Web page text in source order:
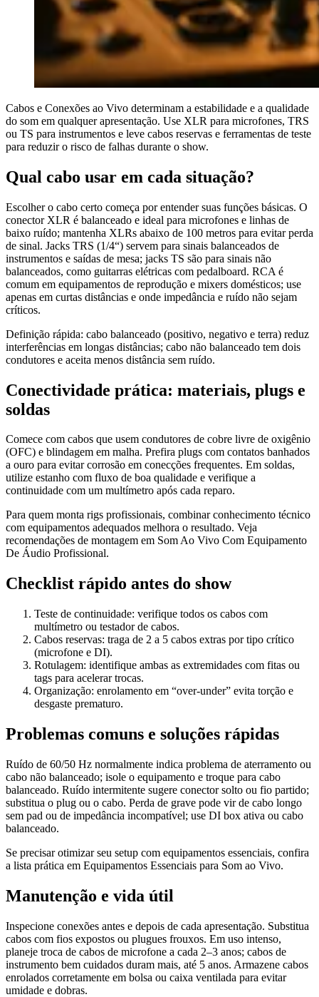
Cabos e Conexões ao Vivo determinam a estabilidade e a qualidade
do som em qualquer apresentação. Use XLR para microfones, TRS
ou TS para instrumentos e leve cabos reservas e ferramentas de teste
para reduzir o risco de falhas durante o show.
Qual cabo usar em cada situação?
Escolher o cabo certo começa por entender suas funções básicas. O
conector XLR é balanceado e ideal para microfones e linhas de
baixo ruído; mantenha XLRs abaixo de 100 metros para evitar perda
de sinal. Jacks TRS (1/4“) servem para sinais balanceados de
instrumentos e saídas de mesa; jacks TS são para sinais não
balanceados, como guitarras elétricas com pedalboard. RCA é
comum em equipamentos de reprodução e mixers domésticos; use
apenas em curtas distâncias e onde impedância e ruído não sejam
críticos.
Definição rápida: cabo balanceado (positivo, negativo e terra) reduz
interferências em longas distâncias; cabo não balanceado tem dois
condutores e aceita menos distância sem ruído.
Conectividade prática: materiais, plugs e
soldas
Comece com cabos que usem condutores de cobre livre de oxigênio
(OFC) e blindagem em malha. Prefira plugs com contatos banhados
a ouro para evitar corrosão em conecções frequentes. Em soldas,
utilize estanho com fluxo de boa qualidade e verifique a
continuidade com um multímetro após cada reparo.
Para quem monta rigs profissionais, combinar conhecimento técnico
com equipamentos adequados melhora o resultado. Veja
recomendações de montagem em Som Ao Vivo Com Equipamento
De Áudio Profissional.
Checklist rápido antes do show
Teste de continuidade: verifique todos os cabos com
multímetro ou testador de cabos.
Cabos reservas: traga de 2 a 5 cabos extras por tipo crítico
(microfone e DI).
Rotulagem: identifique ambas as extremidades com fitas ou
tags para acelerar trocas.
Organização: enrolamento em “over-under” evita torção e
desgaste prematuro.
Problemas comuns e soluções rápidas
Ruído de 60/50 Hz normalmente indica problema de aterramento ou
cabo não balanceado; isole o equipamento e troque para cabo
balanceado. Ruído intermitente sugere conector solto ou fio partido;
substitua o plug ou o cabo. Perda de grave pode vir de cabo longo
sem pad ou de impedância incompatível; use DI box ativa ou cabo
balanceado.
Se precisar otimizar seu setup com equipamentos essenciais, confira
a lista prática em Equipamentos Essenciais para Som ao Vivo.
Manutenção e vida útil
Inspecione conexões antes e depois de cada apresentação. Substitua
cabos com fios expostos ou plugues frouxos. Em uso intenso,
planeje troca de cabos de microfone a cada 2–3 anos; cabos de
instrumento bem cuidados duram mais, até 5 anos. Armazene cabos
enrolados corretamente em bolsa ou caixa ventilada para evitar
umidade e dobras.